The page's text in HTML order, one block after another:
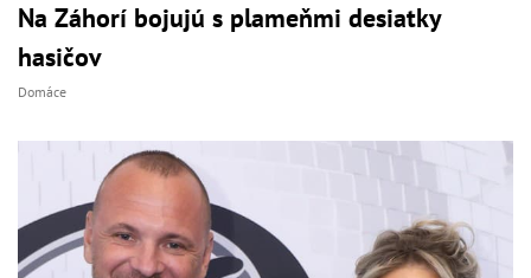
Na Záhorí bojujú s plameňmi desiatky
hasičov
Domáce